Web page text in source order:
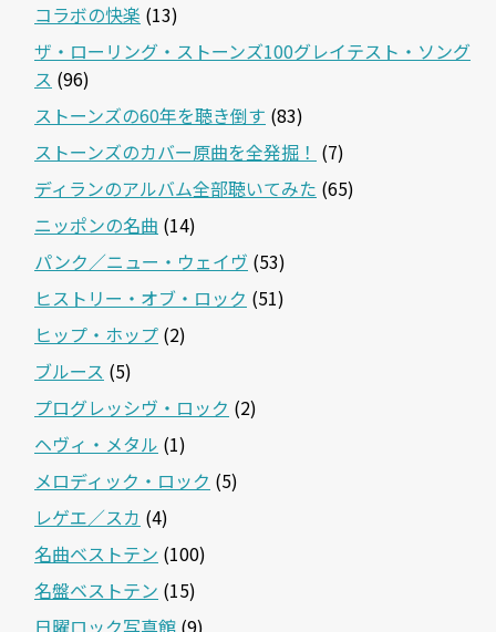
コラボの快楽 (13)
ザ・ローリング・ストーンズ100グレイテスト・ソング
ス (96)
ストーンズの60年を聴き倒す (83)
ストーンズのカバー原曲を全発掘！ (7)
ディランのアルバム全部聴いてみた (65)
ニッポンの名曲 (14)
パンク／ニュー・ウェイヴ (53)
ヒストリー・オブ・ロック (51)
ヒップ・ホップ (2)
ブルース (5)
プログレッシヴ・ロック (2)
ヘヴィ・メタル (1)
メロディック・ロック (5)
レゲエ／スカ (4)
名曲ベストテン (100)
名盤ベストテン (15)
日曜ロック写真館 (9)